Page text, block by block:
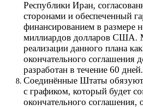
Республики Иран,
сторонами и обеспеченный
финансированием в размере
миллиардов долларов США.
реализации данного плана
окончательного соглашения
разработан в течение 60 дней.
Соединённые Штаты
с графиком, который будет
окончательного соглашения,